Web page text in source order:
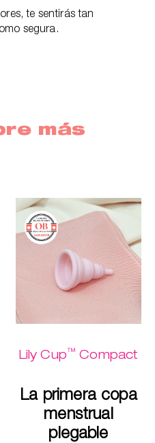
te sentirás tan
segura.
más
Lily Cup™ Compact
La primera copa
menstrual
plegable